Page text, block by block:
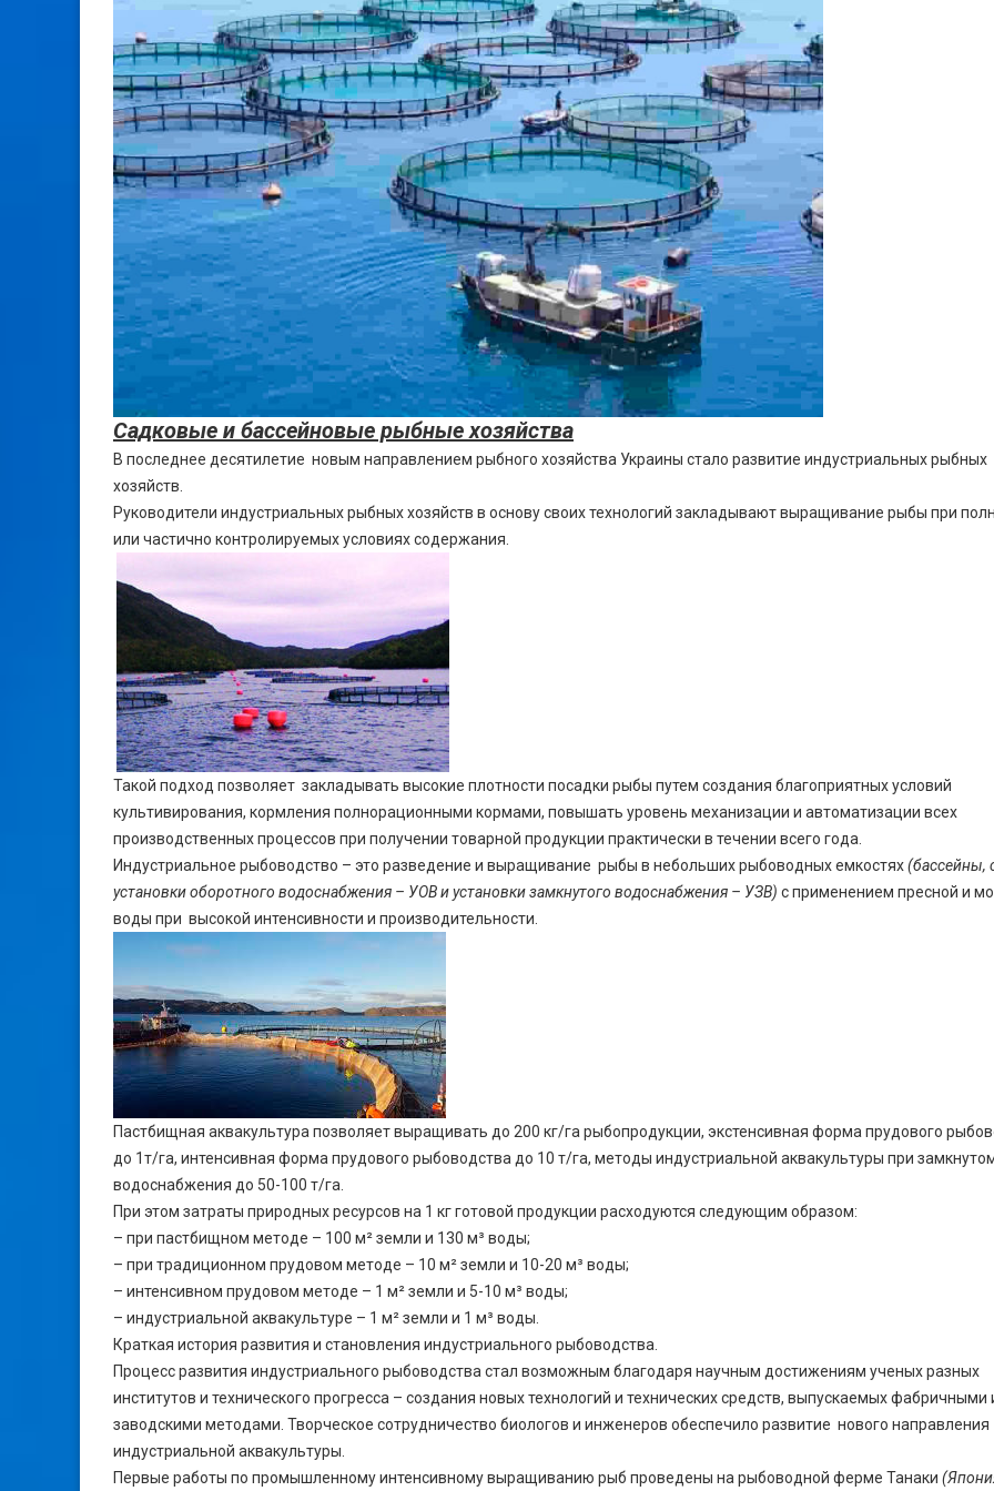
Садковые и бассейновые рыбные хозяйства
В последнее десятилетие новым направлением рыбного хозяйства Украины стало развитие индустриальных рыбных
хозяйств.
Руководители индустриальных рыбных хозяйств в основу своих технологий закладывают выращивание рыбы при
или частично контролируемых условиях содержания.
Такой подход позволяет закладывать высокие плотности посадки рыбы путем создания благоприятных условий
культивирования, кормления полнорационными кормами, повышать уровень механизации и автоматизации всех
производственных процессов при получении товарной продукции практически в течении всего года.
Индустриальное рыбоводство – это разведение и выращивание рыбы в небольших рыбоводных емкостях(бассейны,
установки оборотного водоснабжения – УОВ и установки замкнутого водоснабжения – УЗВ) с применением пресной и
воды при высокой интенсивности и производительности.
Пастбищная аквакультура позволяет выращивать до 200 кг/га рыбопродукции, экстенсивная форма прудового
до 1т/га, интенсивная форма прудового рыбоводства до 10 т/га, методы индустриальной аквакультуры при
водоснабжения до 50-100 т/га.
При этом затраты природных ресурсов на 1 кг готовой продукции расходуются следующим образом:
– при пастбищном методе – 100 м² земли и 130 м³ воды;
– при традиционном прудовом методе – 10 м² земли и 10-20 м³ воды;
– интенсивном прудовом методе – 1 м² земли и 5-10 м³ воды;
– индустриальной аквакультуре – 1 м² земли и 1 м³ воды.
Краткая история развития и становления индустриального рыбоводства.
Процесс развития индустриального рыбоводства стал возможным благодаря научным достижениям ученых разных
институтов и технического прогресса – создания новых технологий и технических средств, выпускаемых фабричными
заводскими методами. Творческое сотрудничество биологов и инженеров обеспечило развитие нового направления
индустриальной аквакультуры.
Первые работы по промышленному интенсивному выращиванию рыб проведены на рыбоводной ферме Танаки